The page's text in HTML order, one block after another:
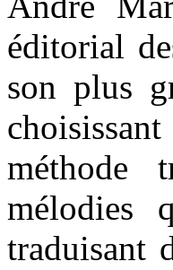
éditorial
son plus
méthode
mélodies
traduisant